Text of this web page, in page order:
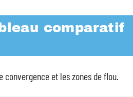
comparatif
et les zones de flou.